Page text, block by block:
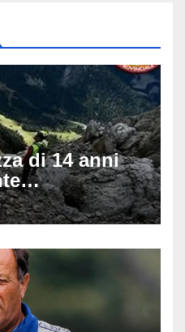
di 14 anni
tragedia sul
alla famiglia